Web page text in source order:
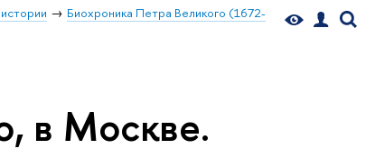
Биохроника Петра Великого (1672-
в Москве.